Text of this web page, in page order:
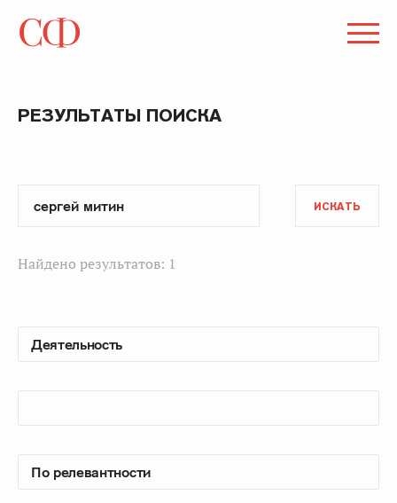
РЕЗУЛЬТАТЫ ПОИСКА
ИСКАТЬ
Найдено результатов: 1